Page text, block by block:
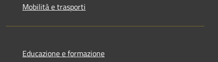
Mobilità e trasporti
Educazione e formazione